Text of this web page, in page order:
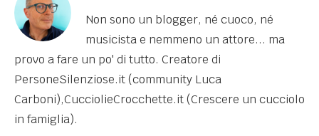
Non sono un blogger, né cuoco, né
musicista e nemmeno un attore... ma
provo a fare un po' di tutto. Creatore di
PersoneSilenziose.it (community Luca
Carboni),CucciolieCrocchette.it (Crescere un cucciolo
in famiglia).